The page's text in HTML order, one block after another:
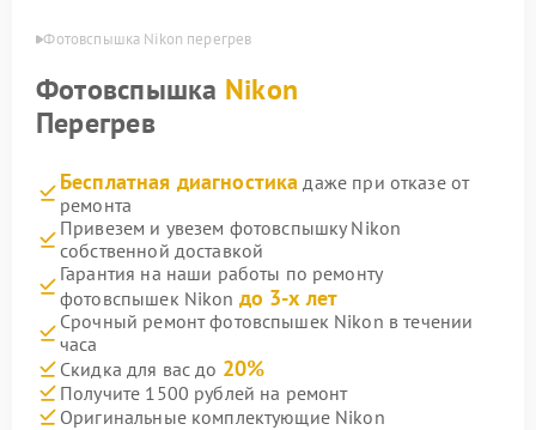
Фотовспышка Nikon перегрев
Фотовспышка Nikon
Перегрев
Бесплатная диагностика даже при отказе от
ремонта
Привезем и увезем фотовспышку Nikon
собственной доставкой
Гарантия на наши работы по ремонту
фотовспышек Nikon до 3-х лет
Срочный ремонт фотовспышек Nikon в течении
часа
Скидка для вас до 20%
Получите 1500 рублей на ремонт
Оригинальные комплектующие Nikon